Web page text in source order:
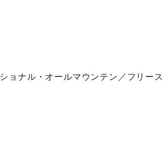
ナル・オールマウンテン／フリー